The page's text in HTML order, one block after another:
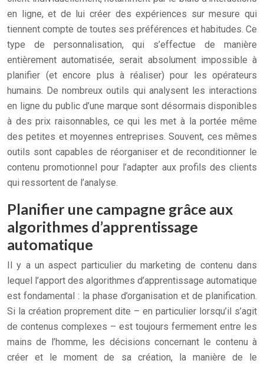
en ligne, et de lui créer des expériences sur mesure qui
tiennent compte de toutes ses préférences et habitudes. Ce
type de personnalisation, qui s’effectue de manière
entièrement automatisée, serait absolument impossible à
planifier (et encore plus à réaliser) pour les opérateurs
humains. De nombreux outils qui analysent les interactions
en ligne du public d’une marque sont désormais disponibles
à des prix raisonnables, ce qui les met à la portée même
des petites et moyennes entreprises. Souvent, ces mêmes
outils sont capables de réorganiser et de reconditionner le
contenu promotionnel pour l’adapter aux profils des clients
qui ressortent de l’analyse.
Planifier une campagne grâce aux
algorithmes d’apprentissage
automatique
Il y a un aspect particulier du marketing de contenu dans
lequel l’apport des algorithmes d’apprentissage automatique
est fondamental : la phase d’organisation et de planification.
Si la création proprement dite – en particulier lorsqu’il s’agit
de contenus complexes – est toujours fermement entre les
mains de l’homme, les décisions concernant le contenu à
créer et le moment de sa création, la manière de le